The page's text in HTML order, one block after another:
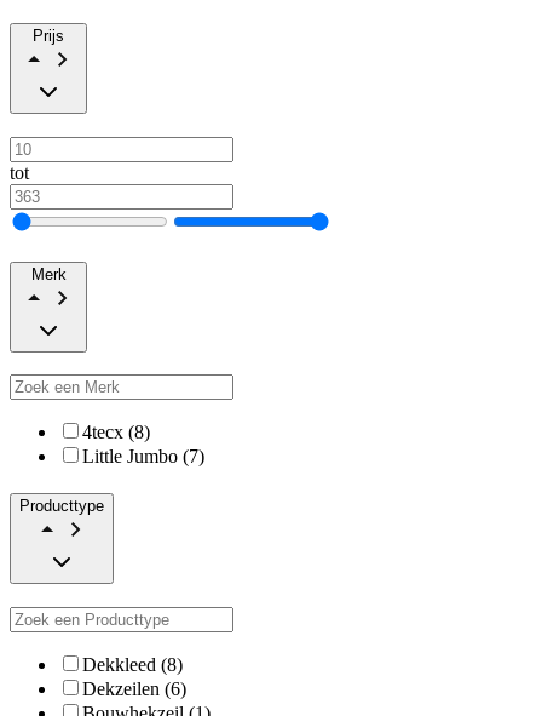
Prijs
tot
Merk
4tecx (8)
Little Jumbo (7)
Producttype
Dekkleed (8)
Dekzeilen (6)